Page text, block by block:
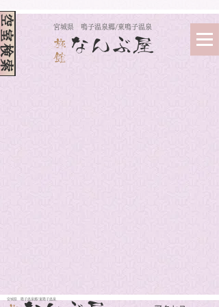
​宮城県 鳴子温泉郷/東鳴子温泉
旅
館
なんぶ屋
空室検索
​宮城県 鳴子温泉郷/東鳴子温泉